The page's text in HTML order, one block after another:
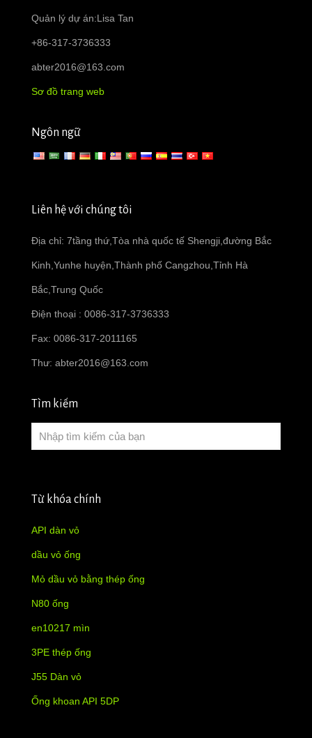
Quản lý dự án:Lisa Tan
+86-317-3736333
abter2016@163.com
Sơ đồ trang web
Ngôn ngữ
Liên hệ với chúng tôi
Địa chỉ: 7tầng thứ,Tòa nhà quốc tế Shengji,đường Bắc
Kinh,Yunhe huyện,Thành phố Cangzhou,Tỉnh Hà
Bắc,Trung Quốc
Điện thoại : 0086-317-3736333
Fax: 0086-317-2011165
Thư: abter2016@163.com
Tìm kiếm
Từ khóa chính
API dàn vỏ
dầu vỏ ống
Mỏ dầu vỏ bằng thép ống
N80 ống
en10217 mìn
3PE thép ống
J55 Dàn vỏ
Ống khoan API 5DP